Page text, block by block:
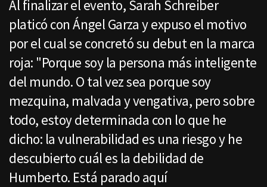
Al finalizar el evento, Sarah Schreiber
platicó con Ángel Garza y expuso el motivo
por el cual se concretó su debut en la marca
roja: "Porque soy la persona más inteligente
del mundo. O tal vez sea porque soy
mezquina, malvada y vengativa, pero sobre
todo, estoy determinada con lo que he
dicho: la vulnerabilidad es una riesgo y he
descubierto cuál es la debilidad de
Humberto. Está parado aquí